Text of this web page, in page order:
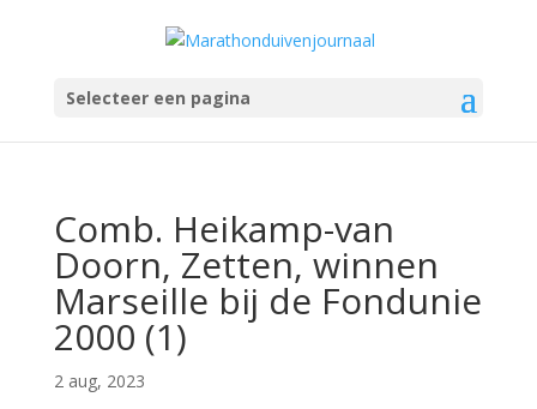
Selecteer een pagina
Comb. Heikamp-van
Doorn, Zetten, winnen
Marseille bij de Fondunie
2000 (1)
2 aug, 2023